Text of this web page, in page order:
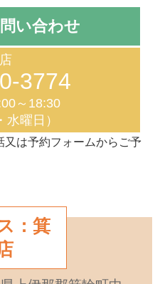
い合わせ
3774
～18:30
水曜日）
は予約フォームからご予
：箕